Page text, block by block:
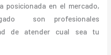
posicionada en el mercado,
son profesionales
de atender cual sea tu